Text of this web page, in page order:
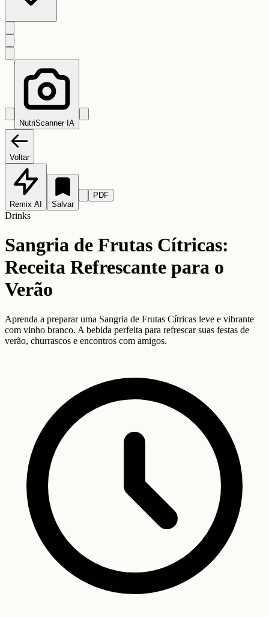
NutriScanner IA
Voltar
Remix AI Salvar
PDF
Drinks
Sangria de Frutas Cítricas:
Receita Refrescante para o
Verão
Aprenda a preparar uma Sangria de Frutas Cítricas leve e vibrante
com vinho branco. A bebida perfeita para refrescar suas festas de
verão, churrascos e encontros com amigos.